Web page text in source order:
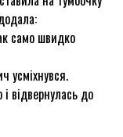
само швидко
усміхнувся.
відвернулась до